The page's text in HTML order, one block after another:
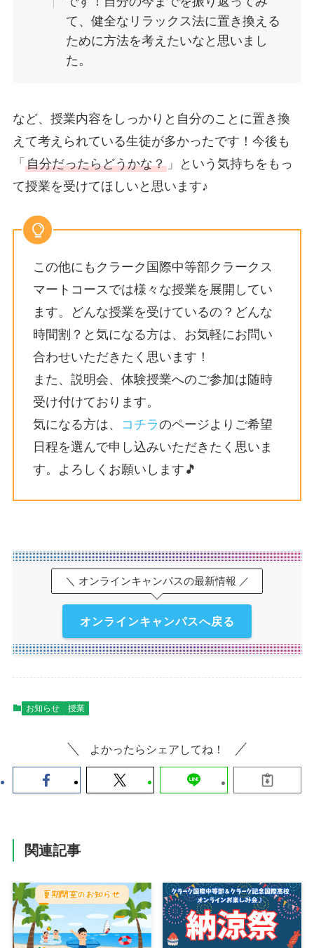
て、健全なリラックス法に置き換える
ために方法を考えたいなと思いまし
た。
など、授業内容をしっかりと自分のことに置き換
えて考えられている生徒が多かったです！今後も
「 自分だったらどうかな？」という気持ちをもっ
て授業を受けてほしいと思います♪
この他にもクラーク国際中等部クラークス
マートコースでは様々な授業を展開してい
ます。どんな授業を受けているの？どんな
時間割？と気になる方は、お気軽にお問い
合わせいただきたく思います！
また、説明会、体験授業へのご参加は随時
受け付けております。
気になる方は、
コチラのページよりご希望
日程を選んで申し込みいただきたく思いま
す。よろしくお願いします🎵
＼ オンラインキャンパスの最新情報 ／
オンラインキャンパスへ戻る
お知らせ 授業
よかったらシェアしてね！
関連記事